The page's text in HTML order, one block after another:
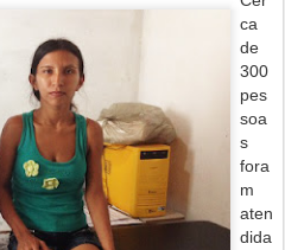
ca
de
300
pes
soa
s
fora
m
aten
dida